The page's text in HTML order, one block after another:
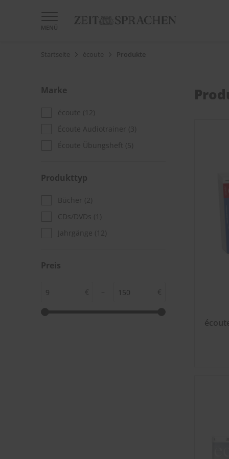
MENÜ
Startseite écoute Produkte
Marke
écoute (12)
Écoute Audiotrainer (3)
Écoute Übungsheft (5)
Produkttyp
Bücher (2)
CDs/DVDs (1)
Jahrgänge (12)
Preis
€ – €